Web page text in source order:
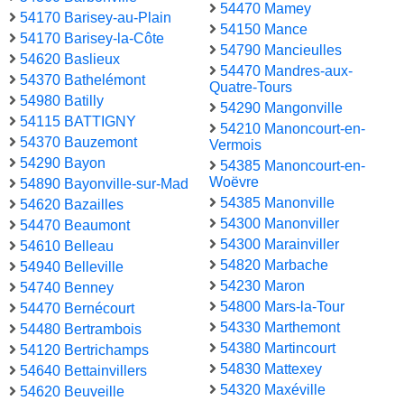
54170 Barisey-au-Plain
54170 Barisey-la-Côte
54620 Baslieux
54370 Bathelémont
54980 Batilly
54115 BATTIGNY
54370 Bauzemont
54290 Bayon
54890 Bayonville-sur-Mad
54620 Bazailles
54470 Beaumont
54610 Belleau
54940 Belleville
54740 Benney
54470 Bernécourt
54480 Bertrambois
54120 Bertrichamps
54640 Bettainvillers
54620 Beuveille
54470 Mamey
54150 Mance
54790 Mancieulles
54470 Mandres-aux-
Quatre-Tours
54290 Mangonville
54210 Manoncourt-en-
Vermois
54385 Manoncourt-en-
Woëvre
54385 Manonville
54300 Manonviller
54300 Marainviller
54820 Marbache
54230 Maron
54800 Mars-la-Tour
54330 Marthemont
54380 Martincourt
54830 Mattexey
54320 Maxéville